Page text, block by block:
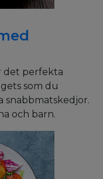
det perfekta
som du
snabbmatskedjor.
och barn.